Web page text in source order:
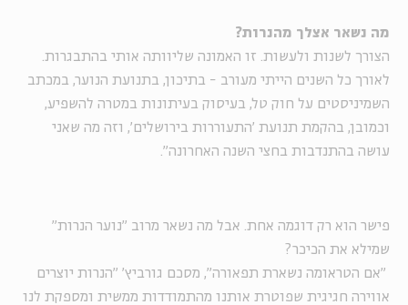
מה נשאר אצלך מהנרות?
הצורך לשנות ולעשות. זו האמונה שליוותה אותי בהתבגרות.
לאורך כל השנים הייתי מעורב - בתיכון, בתנועת הנוער, במכתב
השמיניסטים על חוק טל, בעיסוק בעיתונות במטרה להשפיע,
וכמובן, בהקמת תנועת 'התעוררות בירושלים', וזה מה שאני
עושה בהתנדבות בחצי השנה האחרונה".
פישר הוא רק דוגמה אחת. אבל מה נשאר מרוב "נוער הנרות"
שמילא את הכיכר?
"אם הטראומה נשארת תפאורה", מסכם גורביץ' "הנרות יוצרים
אווירה חגיגית שפוטרת אותנו מהתמודדות ממשית ומספקת לנו